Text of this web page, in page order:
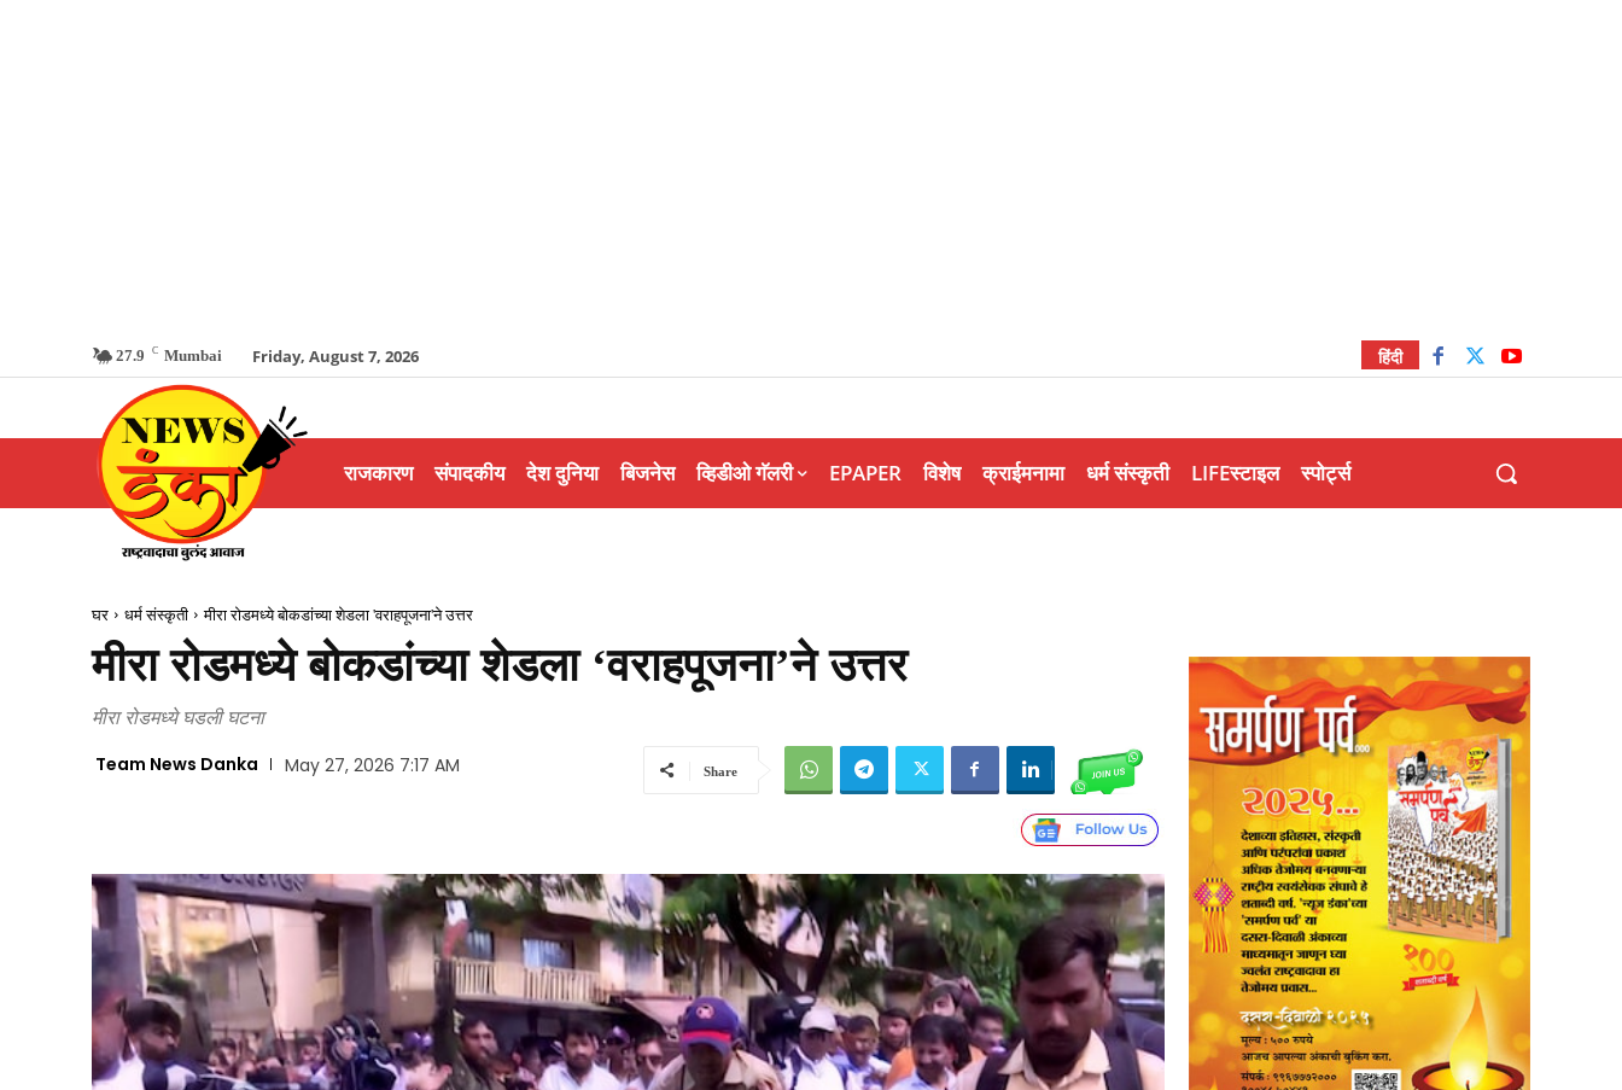
27.9 C Mumbai Friday, August 7, 2026 हिंदी
राजकारण संपादकीय देश दुनिया बिजनेस व्हिडीओ गॅलरी EPAPER विशेष क्राईमनामा धर्म संस्कृती LIFEस्टाइल स्पोर्ट्स
घर धर्म संस्कृती मीरा रोडमध्ये बोकडांच्या शेडला 'वराहपूजना'ने उत्तर
मीरा रोडमध्ये बोकडांच्या शेडला ‘वराहपूजना’ने उत्तर
मीरा रोडमध्ये घडली घटना
Team News Danka May 27, 2026 7:17 AM Share